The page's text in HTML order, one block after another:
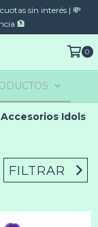
sin interés | 💸
🏦
0
Accesorios Idols
FILTRAR